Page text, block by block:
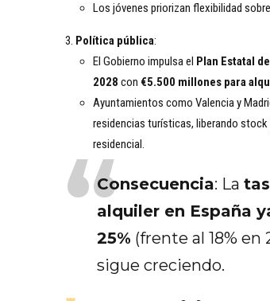
Los jóvenes priorizan flexibilidad
Política pública:
El Gobierno impulsa el Plan Estatal
2028 con €5.500 millones para
Ayuntamientos como Valencia y
residencias turísticas, liberando stock
residencial.
Consecuencia: La
alquiler en España
25% (frente al 18% en
sigue creciendo.